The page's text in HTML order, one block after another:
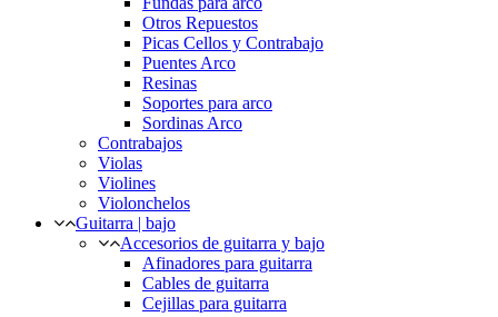
Otros Repuestos
Picas Cellos y Contrabajo
Puentes Arco
Resinas
Soportes para arco
Sordinas Arco
Contrabajos
Violas
Violines
Violonchelos
Guitarra | bajo
Accesorios de guitarra y bajo
Afinadores para guitarra
Cables de guitarra
Cejillas para guitarra